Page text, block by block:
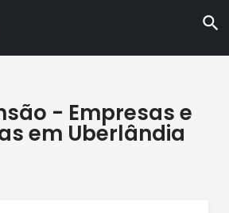
- Empresas e
em Uberlândia